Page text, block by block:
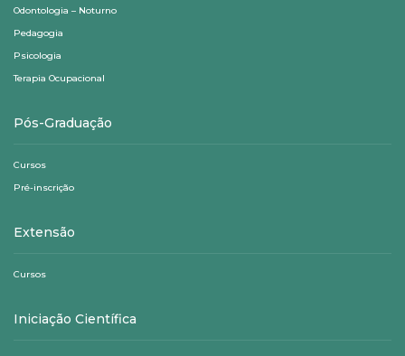
Odontologia – Noturno
Pedagogia
Psicologia
Terapia Ocupacional
Pós-Graduação
Cursos
Pré-inscrição
Extensão
Cursos
Iniciação Científica